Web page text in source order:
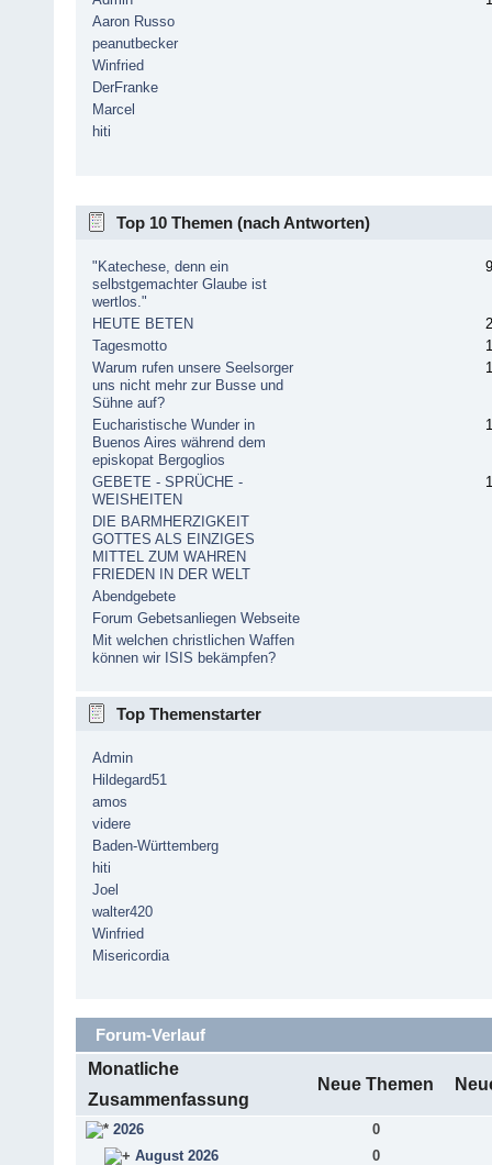
Aaron Russo
peanutbecker
Winfried
DerFranke
Marcel
hiti
Top 10 Themen (nach Antworten)
"Katechese, denn ein
selbstgemachter Glaube ist
wertlos."
HEUTE BETEN
Tagesmotto
Warum rufen unsere Seelsorger
uns nicht mehr zur Busse und
Sühne auf?
Eucharistische Wunder in
Buenos Aires während dem
episkopat Bergoglios
GEBETE - SPRÜCHE -
WEISHEITEN
DIE BARMHERZIGKEIT
GOTTES ALS EINZIGES
MITTEL ZUM WAHREN
FRIEDEN IN DER WELT
Abendgebete
Forum Gebetsanliegen Webseite
Mit welchen christlichen Waffen
können wir ISIS bekämpfen?
Top Themenstarter
Admin
Hildegard51
amos
videre
Baden-Württemberg
hiti
Joel
walter420
Winfried
Misericordia
Forum-Verlauf
Monatliche
Zusammenfassung
Neue Themen
2026
0
August 2026
0